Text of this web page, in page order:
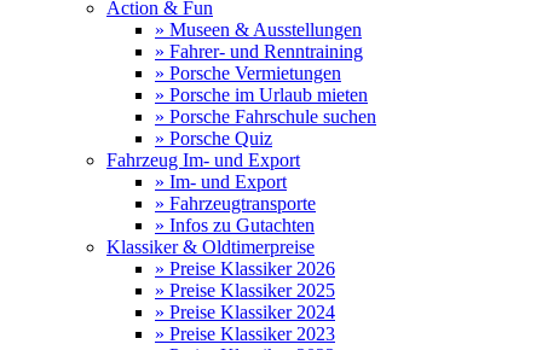
Action & Fun
» Museen & Ausstellungen
» Fahrer- und Renntraining
» Porsche Vermietungen
» Porsche im Urlaub mieten
» Porsche Fahrschule suchen
» Porsche Quiz
Fahrzeug Im- und Export
» Im- und Export
» Fahrzeugtransporte
» Infos zu Gutachten
Klassiker & Oldtimerpreise
» Preise Klassiker 2026
» Preise Klassiker 2025
» Preise Klassiker 2024
» Preise Klassiker 2023